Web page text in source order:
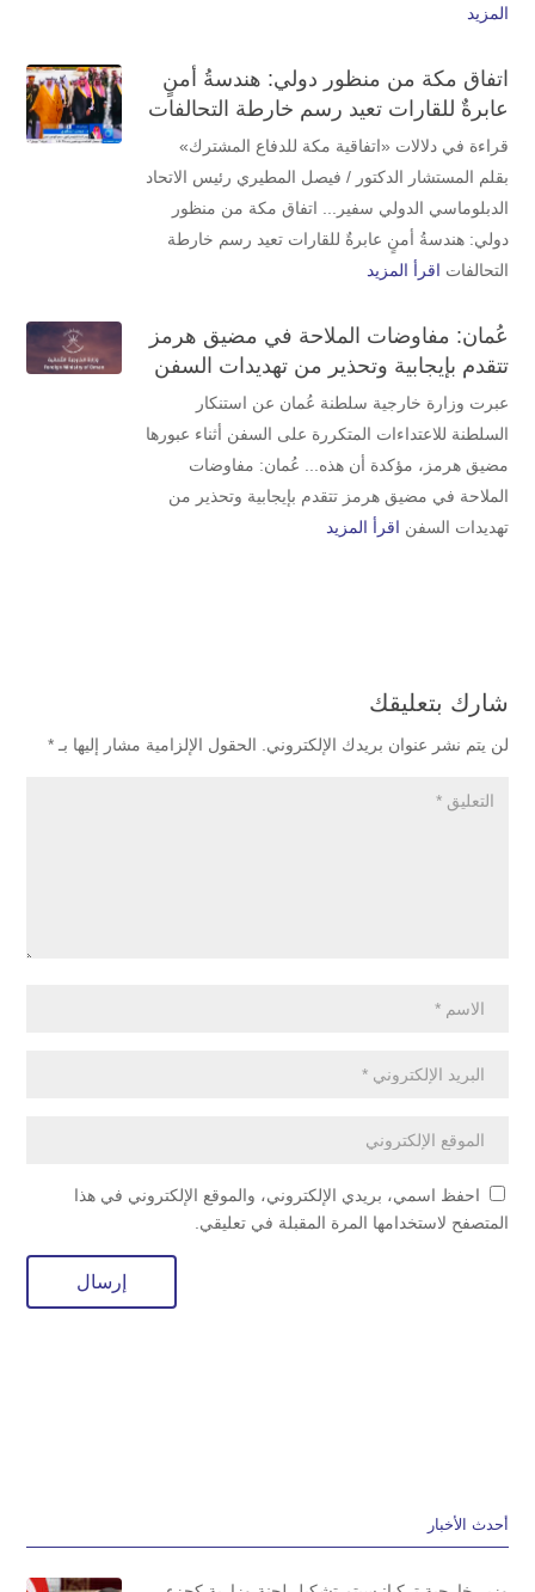
المزيد
اتفاق مكة من منظور دولي: هندسةُ أمنٍ
عابرةٌ للقارات تعيد رسم خارطة التحالفات
قراءة في دلالات «اتفاقية مكة للدفاع المشترك»
بقلم المستشار الدكتور / فيصل المطيري رئيس الاتحاد
الدبلوماسي الدولي سفير... اتفاق مكة من منظور
دولي: هندسةُ أمنٍ عابرةٌ للقارات تعيد رسم خارطة
التحالفات اقرأ المزيد
عُمان: مفاوضات الملاحة في مضيق هرمز
تتقدم بإيجابية وتحذير من تهديدات السفن
عبرت وزارة خارجية سلطنة عُمان عن استنكار
السلطنة للاعتداءات المتكررة على السفن أثناء عبورها
مضيق هرمز، مؤكدة أن هذه... عُمان: مفاوضات
الملاحة في مضيق هرمز تتقدم بإيجابية وتحذير من
تهديدات السفن اقرأ المزيد
شارك بتعليقك
لن يتم نشر عنوان بريدك الإلكتروني. الحقول الإلزامية مشار إليها بـ *
احفظ اسمي، بريدي الإلكتروني، والموقع الإلكتروني في هذا
المتصفح لاستخدامها المرة المقبلة في تعليقي.
أحدث الأخبار